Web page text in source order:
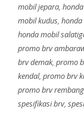
mobil jepara,
mobil kudus,
honda mobil
promo brv
brv demak, promo
kendal, promo brv
promo brv rembang
spesifikasi brv,